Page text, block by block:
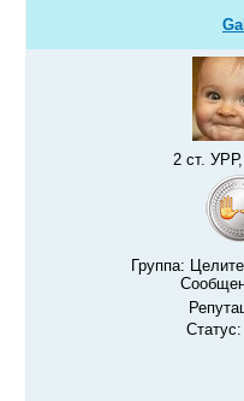
2 ст.
Группа:
Статус: